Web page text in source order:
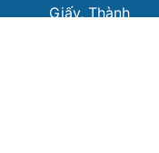
Giấy, Thành